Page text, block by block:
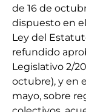
de 16 de
dispuesto en
Ley del
refundido
Legislativo 2/
octubre), y en
mayo, sobre